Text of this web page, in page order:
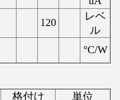
120
レベ
ル
°C/W
格付け 単位